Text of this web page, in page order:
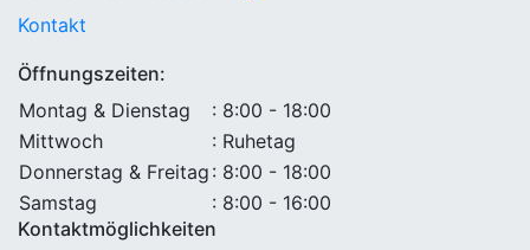
Kontakt
Öffnungszeiten:
Montag & Dienstag
: 8:00 - 18:00
Mittwoch
: Ruhetag
Donnerstag & Freitag : 8:00 - 18:00
Samstag
: 8:00 - 16:00
Kontaktmöglichkeiten